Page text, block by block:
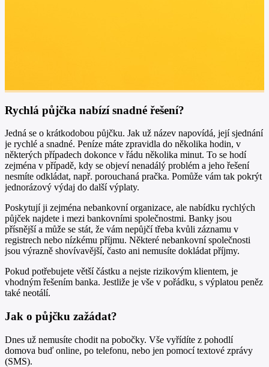
Rychlá půjčka nabízí snadné řešení?
Jedná se o krátkodobou půjčku. Jak už název napovídá, její sjednání
je rychlé a snadné. Peníze máte zpravidla do několika hodin, v
některých případech dokonce v řádu několika minut. To se hodí
zejména v případě, kdy se objeví nenadálý problém a jeho řešení
nesmíte odkládat, např. porouchaná pračka. Pomůže vám tak pokrýt
jednorázový výdaj do další výplaty.
Poskytují ji zejména nebankovní organizace, ale nabídku rychlých
půjček najdete i mezi bankovními společnostmi. Banky jsou
přísnější a může se stát, že vám nepůjčí třeba kvůli záznamu v
registrech nebo nízkému příjmu. Některé nebankovní společnosti
jsou výrazně shovívavější, často ani nemusíte dokládat příjmy.
Pokud potřebujete větší částku a nejste rizikovým klientem, je
vhodným řešením banka. Jestliže je vše v pořádku, s výplatou peněz
také neotálí.
Jak o půjčku zažádat?
Dnes už nemusíte chodit na pobočky. Vše vyřídíte z pohodlí
domova buď online, po telefonu, nebo jen pomocí textové zprávy
(SMS).